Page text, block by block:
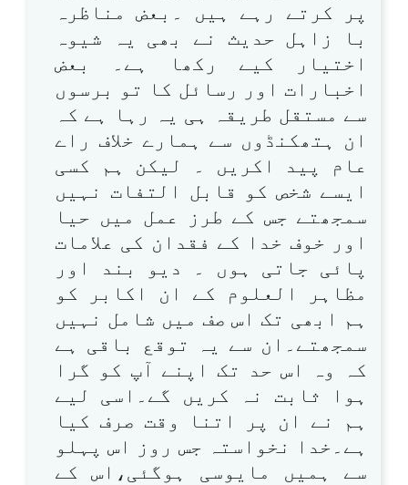
پر کرتے رہے ہیں ۔بعض مناظرہ
با زاہل حدیث نے بھی یہ شیوہ
اختیار کیے رکھا ہے۔ بعض
اخبارات اور رسائل کا تو برسوں
سے مستقل طریقہ ہی یہ رہا ہے کہ
ان ہتھکنڈوں سے ہمارے خلاف راے
عام پید اکریں ۔ لیکن ہم کسی
ایسے شخص کو قابل التفات نہیں
سمجھتے جس کے طرز عمل میں حیا
اور خوف خدا کے فقدان کی علامات
پائی جاتی ہوں ۔ دیو بند اور
مظاہر العلوم کے ان اکابر کو
ہم ابھی تک اس صف میں شامل نہیں
سمجھتے۔ان سے یہ توقع باقی ہے
کہ وہ اس حد تک اپنے آپ کو گرا
ہوا ثابت نہ کریں گے۔اسی لیے
ہم نے ان پر اتنا وقت صرف کیا
ہے۔خدا نخواستہ جس روز اس پہلو
سے ہمیں مایوسی ہوگئی،اس کے